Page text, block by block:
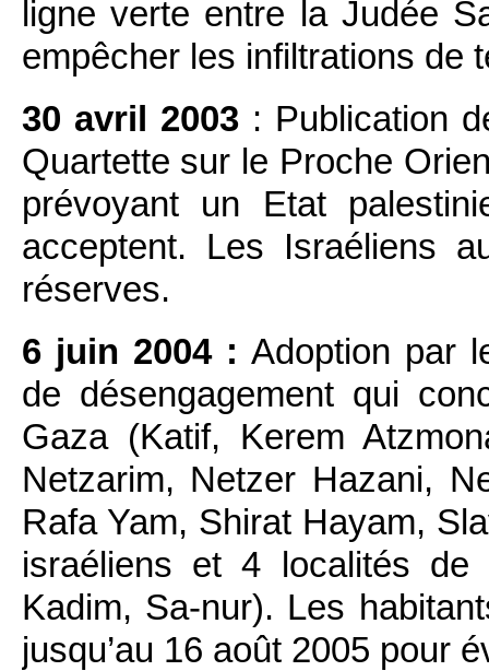
ligne verte entre la Judée
empêcher les infiltrations de
30 avril 2003: Publication
Quartette sur le Proche
prévoyant un Etat
acceptent. Les Israéliens
réserves.
6 juin 2004 : Adoption par
de désengagement qui
Gaza (Katif, Kerem
Netzarim, Netzer Hazani,
Rafa Yam, Shirat Hayam,
israéliens et 4 localités de
Kadim, Sa-nur). Les
jusqu’au 16 août 2005 pour